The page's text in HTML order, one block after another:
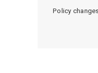
Policy